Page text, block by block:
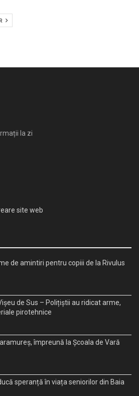
la zi
site web
de amintiri pentru copiii de la Rivulus
de Sus – Polițiștii au ridicat arme,
pirotehnice
împreună la Școala de Vară
speranță în viața seniorilor din Baia